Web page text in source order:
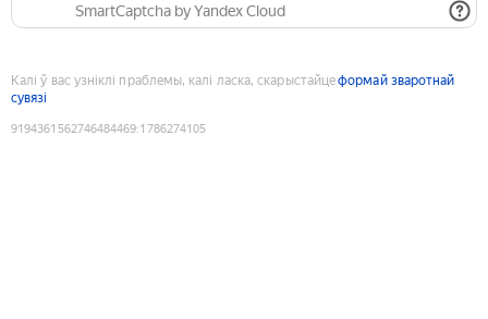
SmartCaptcha by Yandex Cloud
Калі ў вас узніклі праблемы, калі ласка, скарыстайцеформай зваротнай
сувязі
9194361562746484469:1786274105